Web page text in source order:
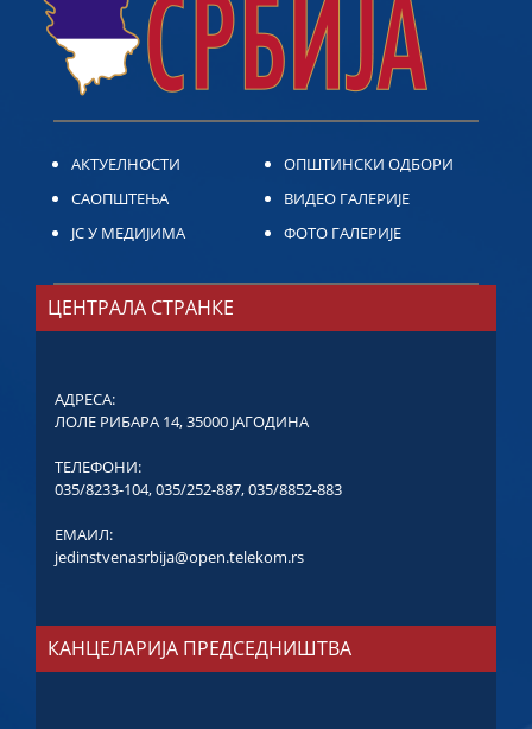
АКТУЕЛНОСТИ
САОПШТЕЊА
ЈС У МЕДИЈИМА
ОПШТИНСКИ ОДБОРИ
ВИДЕО ГАЛЕРИЈЕ
ФОТО ГАЛЕРИЈЕ
ЦЕНТРАЛА СТРАНКЕ
АДРЕСА:
ЛОЛЕ РИБАРА 14, 35000 ЈАГОДИНА
ТЕЛЕФОНИ:
035/8233-104,035/252-887,035/8852-883
ЕМАИЛ:
jedinstvenasrbija@open.telekom.rs
КАНЦЕЛАРИЈА ПРЕДСЕДНИШТВА